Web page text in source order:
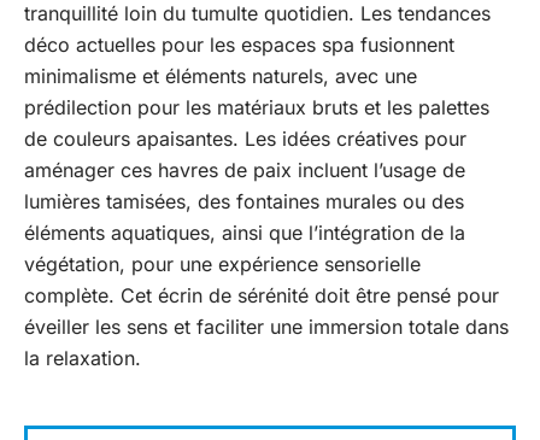
tranquillité loin du tumulte quotidien. Les tendances
déco actuelles pour les espaces spa fusionnent
minimalisme et éléments naturels, avec une
prédilection pour les matériaux bruts et les palettes
de couleurs apaisantes. Les idées créatives pour
aménager ces havres de paix incluent l’usage de
lumières tamisées, des fontaines murales ou des
éléments aquatiques, ainsi que l’intégration de la
végétation, pour une expérience sensorielle
complète. Cet écrin de sérénité doit être pensé pour
éveiller les sens et faciliter une immersion totale dans
la relaxation.